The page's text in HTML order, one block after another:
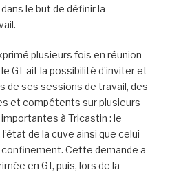
le but de définir la
plusieurs fois en réunion
GT ait la possibilité d’inviter et
de ses sessions de travail, des
et compétents sur plusieurs
à Tricastin : le
de la cuve ainsi que celui
confinement. Cette demande a
en GT, puis, lors de la